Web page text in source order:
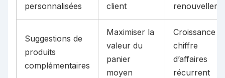
personnalisées
client
Suggestions de
produits
complémentaires
Maximiser la
valeur du
panier
moyen
Croissance
chiffre
d’affaires
récurrent